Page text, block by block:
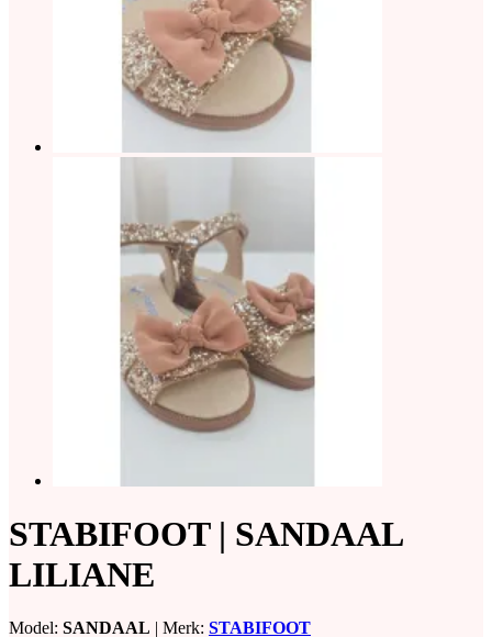
STABIFOOT | SANDAAL
LILIANE
Model: SANDAAL | Merk: STABIFOOT